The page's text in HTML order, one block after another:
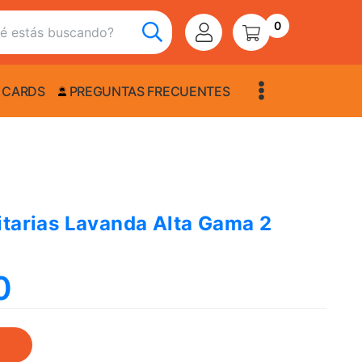
0
PREGUNTAS FRECUENTES
Lavanda Alta Gama 2